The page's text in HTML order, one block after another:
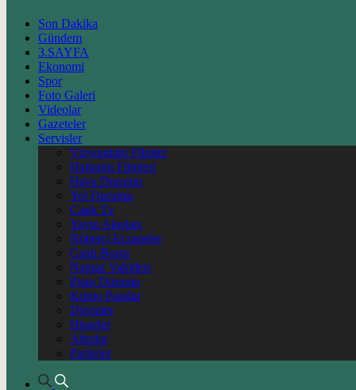
Son Dakika
Gündem
3.SAYFA
Ekonomi
Spor
Foto Galeri
Videolar
Gazeteler
Servisler
Vizyondaki Filmler
Haftanin Filmleri
Hava Durumu
Yol Durumu
Canlı Tv
Yayın Akışları
Nöbetçi Eczaneler
Canlı Borsa
Namaz Vakitleri
Puan Durumu
Kripto Paralar
Dövizler
Hisseler
Altınlar
Pariteler